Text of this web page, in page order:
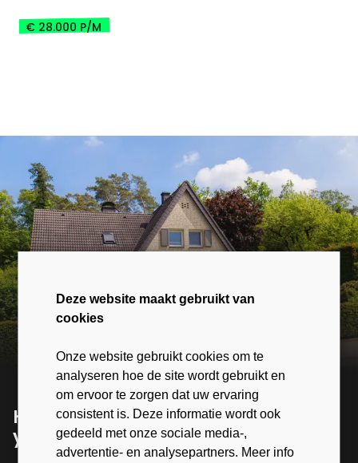
€ 28.000 P/M
Haven’t found your dream home
yet?
Deze website maakt gebruikt van
cookies
Onze website gebruikt cookies om te
analyseren hoe de site wordt gebruikt en
om ervoor te zorgen dat uw ervaring
consistent is. Deze informatie wordt ook
gedeeld met onze sociale media-,
advertentie- en analysepartners. Meer info